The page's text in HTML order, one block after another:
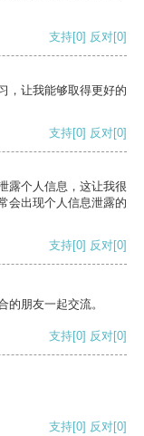
支持[0] 反对[0]
，让我能够取得更好的
支持[0] 反对[0]
露个人信息，这让我很
会出现个人信息泄露的
支持[0] 反对[0]
的朋友一起交流。
支持[0] 反对[0]
支持[0] 反对[0]